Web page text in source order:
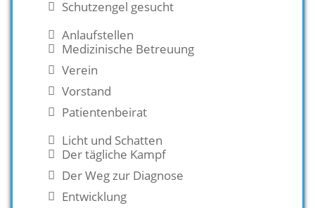
Schutzengel gesucht
Anlaufstellen
Medizinische Betreuung
Verein
Vorstand
Patientenbeirat
Licht und Schatten
Der tägliche Kampf
Der Weg zur Diagnose
Entwicklung